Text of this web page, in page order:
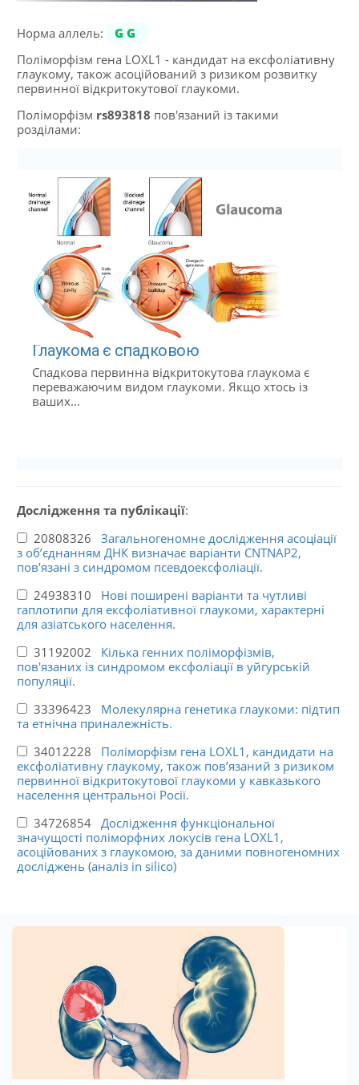
Норма аллель:
GG
Поліморфізм гена LOXL1 - кандидат на ексфоліативну
глаукому, також асоційований з ризиком розвитку
первинної відкритокутової глаукоми.
Поліморфізм rs893818 пов'язаний із такими
розділами:
Глаукома є спадковою
Спадкова первинна відкритокутова глаукома є
переважаючим видом глаукоми. Якщо хтось із
ваших...
Дослідження та публікації:
20808326 Загальногеномне дослідження асоціації
з об’єднанням ДНК визначає варіанти CNTNAP2,
пов’язані з синдромом псевдоексфоліації.
24938310 Нові поширені варіанти та чутливі
гаплотипи для ексфоліативної глаукоми, характерні
для азіатського населення.
31192002 Кілька генних поліморфізмів,
пов'язаних із синдромом ексфоліації в уйгурській
популяції.
33396423 Молекулярна генетика глаукоми: підтип
та етнічна приналежність.
34012228 Поліморфізм гена LOXL1, кандидати на
ексфоліативну глаукому, також пов’язаний з ризиком
первинної відкритокутової глаукоми у кавказького
населення центральної Росії.
34726854 Дослідження функціональної
значущості поліморфних локусів гена LOXL1,
асоційованих з глаукомою, за даними повногеномних
досліджень (аналіз in silico)